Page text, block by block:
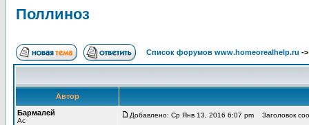
Поллиноз
Список форумов www.homeorealhelp.ru -
Автор
Бармалей
Ас
Добавлено: Ср Янв 13, 2016 6:07 pm Заголовок